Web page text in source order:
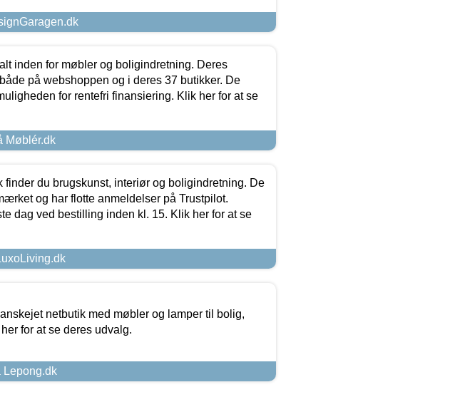
inden for møbler og boligindretning. Deres
på webshoppen og i deres 37 butikker. De
for rentefri finansiering. Klik her for at se
Møblér.dk
finder du brugskunst, interiør og boligindretning. De
og har flotte anmeldelser på Trustpilot.
dag ved bestilling inden kl. 15. Klik her for at se
netbutik med møbler og lamper til bolig,
for at se deres udvalg.
Lepong.dk